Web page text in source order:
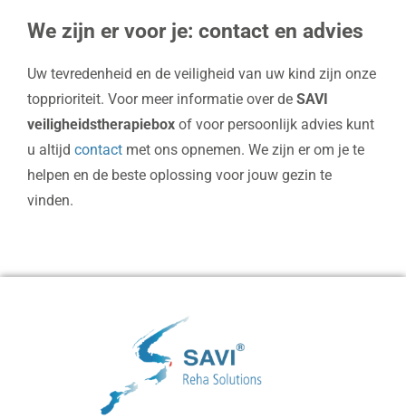
We zijn er voor je: contact en advies
Uw tevredenheid en de veiligheid van uw kind zijn onze
topprioriteit. Voor meer informatie over de SAVI
veiligheidstherapiebox of voor persoonlijk advies kunt
u altijd contact met ons opnemen. We zijn er om je te
helpen en de beste oplossing voor jouw gezin te
vinden.